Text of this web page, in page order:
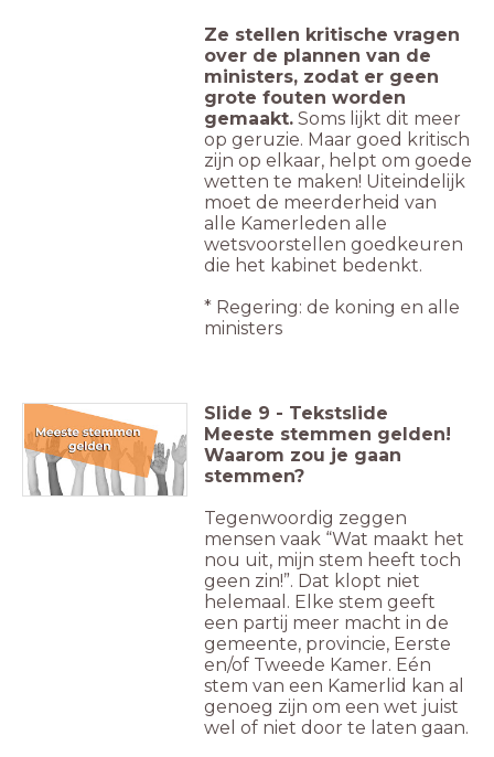
Ze stellen kritische vragen
over de plannen van de
ministers, zodat er geen
grote fouten worden
gemaakt. Soms lijkt dit meer
op geruzie. Maar goed kritisch
zijn op elkaar, helpt om goede
wetten te maken! Uiteindelijk
moet de meerderheid van
alle Kamerleden alle
wetsvoorstellen goedkeuren
die het kabinet bedenkt.
* Regering: de koning en alle
ministers
Slide 9 - Tekstslide
Meeste stemmen gelden!
Waarom zou je gaan
stemmen?
Tegenwoordig zeggen
mensen vaak “Wat maakt het
nou uit, mijn stem heeft toch
geen zin!”. Dat klopt niet
helemaal. Elke stem geeft
een partij meer macht in de
gemeente, provincie, Eerste
en/of Tweede Kamer. Eén
stem van een Kamerlid kan al
genoeg zijn om een wet juist
wel of niet door te laten gaan.